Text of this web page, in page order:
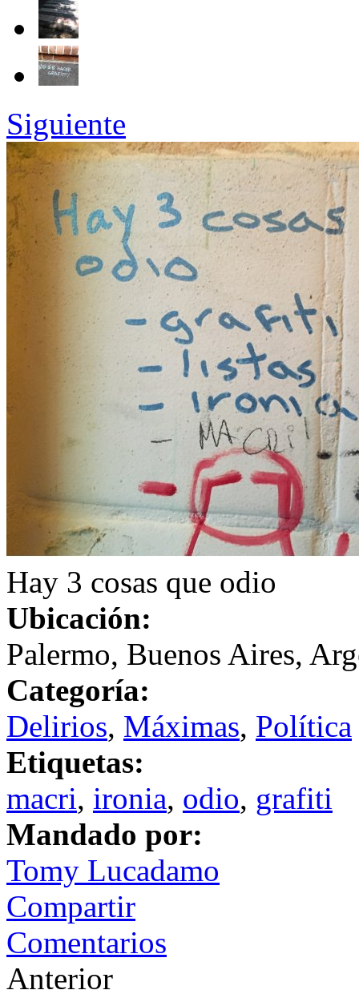
Siguiente
Hay 3 cosas que odio
Ubicación:
Palermo, Buenos Aires,
Categoría:
Delirios, Máximas, Política
Etiquetas:
macri, ironia, odio, grafiti
Mandado por:
Tomy Lucadamo
Compartir
Comentarios
Anterior